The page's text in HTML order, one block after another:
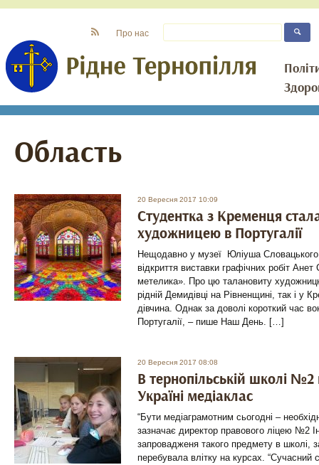
Про нас
Область
20 Вересня 2017 10:09
Студентка з Кременця
художницею в Португалії
Нещодавно у музеї Юліуша
відкриття виставки графічних робіт
метелика». Про цю талановиту
рідній Демидівці на Рівненщині, так і у
дівчина. Однак за доволі короткий час
Португалії, – пише Наш День. […]
20 Вересня 2017 08:08
В тернопільській школі
Україні медіаклас
“Бути медіаграмотним сьогодні –
зазначає директор правового ліцею №2
запровадженя такого предмету в школі,
перебувала влітку на курсах. “Сучасний